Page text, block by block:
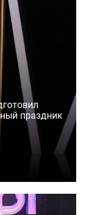
праздник